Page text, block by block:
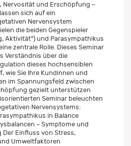
Nervosität und Erschöpfung –
sich auf ein
Nervensystem
die beiden Gegenspieler
Aktivität“) und Parasympathikus
zentrale Rolle. Dieses Seminar
Verständnis über die
dieses hochsensiblen
wie Sie Ihre Kundinnen und
im Spannungsfeld zwischen
gezielt unterstützen
Seminar beleuchten
Nervensystems:
in Balance
– Symptome und
Einfluss von Stress,
Umweltfaktoren